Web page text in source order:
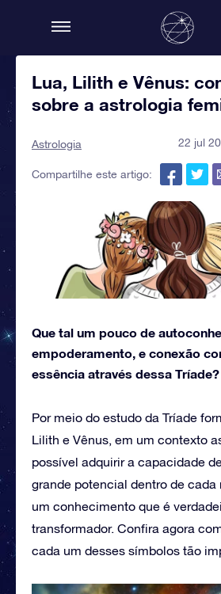
Lua, Lilith e Vênus:
sobre a astrologia
Astrologia 22 jul
Compartilhe este artigo:
Que tal um pouco de
empoderamento, e conexão
essência através dessa Tríade?
Por meio do estudo da Tríade
Lilith e Vênus, em um contexto
possível adquirir a capacidade
grande potencial dentro de cada
um conhecimento que é
transformador. Confira agora
cada um desses símbolos tão